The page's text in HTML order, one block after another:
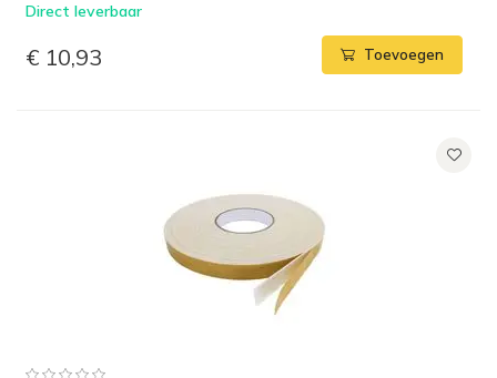
Direct leverbaar
€ 10,93 Toevoegen